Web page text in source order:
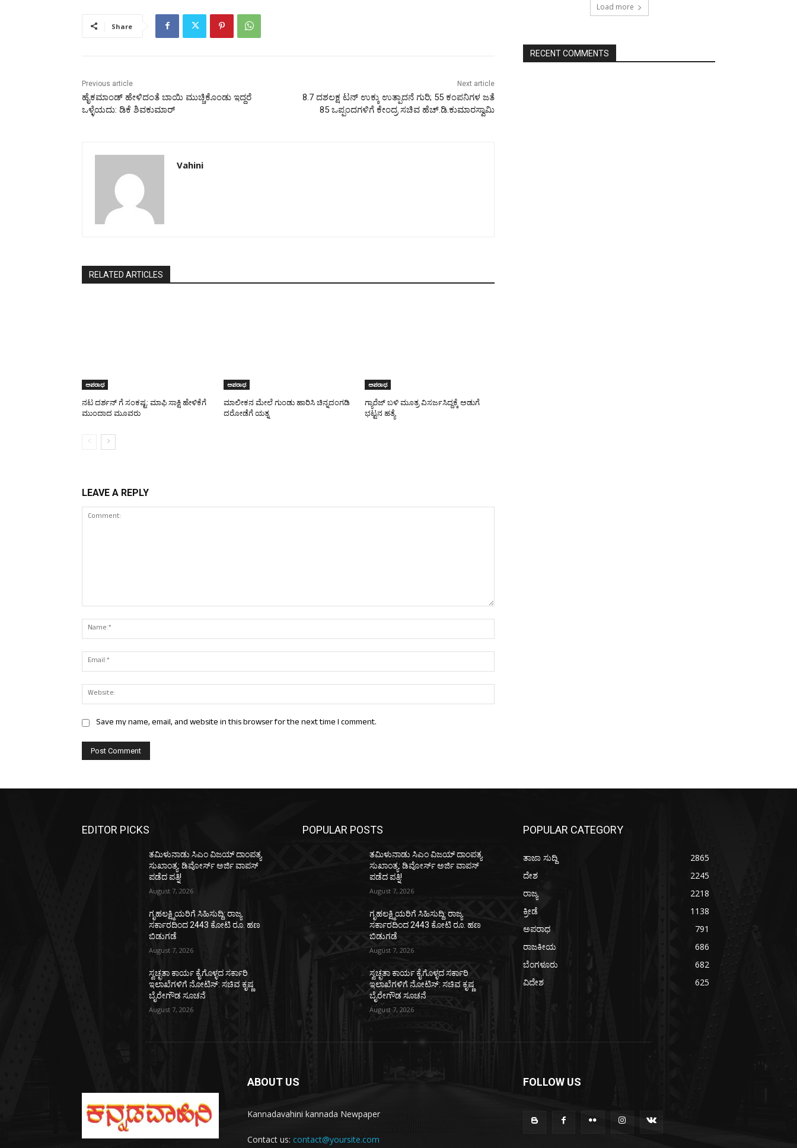
Share
Previous article
ಹೈಕಮಾಂಡ್‌ ಹೇಳಿದಂತೆ ಬಾಯಿ ಮುಚ್ಚಿಕೊಂಡು ಇದ್ದರೆ
ಒಳ್ಳೆಯದು: ಡಿಕೆ ಶಿವಕುಮಾರ್
Next article
8.7 ದಶಲಕ್ಷ ಟನ್ ಉಕ್ಕು ಉತ್ಪಾದನೆ ಗುರಿ; 55 ಕಂಪನಿಗಳ ಜತೆ
85 ಒಪ್ಪಂದಗಳಿಗೆ ಕೇಂದ್ರ ಸಚಿವ ಹೆಚ್.ಡಿ.ಕುಮಾರಸ್ವಾಮಿ
Vahini
RELATED ARTICLES
ಅಪರಾಧ
ನಟ ದರ್ಶನ್ ಗೆ ಸಂಕಷ್ಟ: ಮಾಫಿ ಸಾಕ್ಷಿ ಹೇಳಿಕೆಗೆ
ಮುಂದಾದ ಮೂವರು
ಅಪರಾಧ
ಮಾಲೀಕನ ಮೇಲೆ ಗುಂಡು ಹಾರಿಸಿ ಚಿನ್ನದಂಗಡಿ
ದರೋಡೆಗೆ ಯತ್ನ
ಅಪರಾಧ
ಗ್ಯಾರೆಜ್ ಬಳಿ ಮೂತ್ರ ವಿಸರ್ಜಸಿದ್ದಕ್ಕೆ ಅಡುಗೆ
ಭಟ್ಟನ ಹತ್ಯೆ
LEAVE A REPLY
Save my name, email, and website in this browser for the next time I comment.
Load more
RECENT COMMENTS
EDITOR PICKS
ತಮಿಳುನಾಡು ಸಿಎಂ ವಿಜಯ್‌ ದಾಂಪತ್ಯ
ಸುಖಾಂತ್ಯ: ಡಿವೋರ್ಸ್‌ ಅರ್ಜಿ ವಾಪಸ್‌
ಪಡೆದ ಪತ್ನಿ!
August 7, 2026
ಗೃಹಲಕ್ಷ್ಮಿಯರಿಗೆ ಸಿಹಿಸುದ್ದಿ: ರಾಜ್ಯ
ಸರ್ಕಾರದಿಂದ 2443 ಕೋಟಿ ರೂ. ಹಣ
ಬಿಡುಗಡೆ
August 7, 2026
ಸ್ವಚ್ಛತಾ ಕಾರ್ಯ ಕೈಗೊಳ್ಳದ ಸರ್ಕಾರಿ
ಇಲಾಖೆಗಳಿಗೆ ನೋಟಿಸ್: ಸಚಿವ ಕೃಷ್ಣ
ಬೈರೇಗೌಡ ಸೂಚನೆ
August 7, 2026
POPULAR POSTS
ತಮಿಳುನಾಡು ಸಿಎಂ ವಿಜಯ್‌ ದಾಂಪತ್ಯ
ಸುಖಾಂತ್ಯ: ಡಿವೋರ್ಸ್‌ ಅರ್ಜಿ ವಾಪಸ್‌
ಪಡೆದ ಪತ್ನಿ!
August 7, 2026
ಗೃಹಲಕ್ಷ್ಮಿಯರಿಗೆ ಸಿಹಿಸುದ್ದಿ: ರಾಜ್ಯ
ಸರ್ಕಾರದಿಂದ 2443 ಕೋಟಿ ರೂ. ಹಣ
ಬಿಡುಗಡೆ
August 7, 2026
ಸ್ವಚ್ಛತಾ ಕಾರ್ಯ ಕೈಗೊಳ್ಳದ ಸರ್ಕಾರಿ
ಇಲಾಖೆಗಳಿಗೆ ನೋಟಿಸ್: ಸಚಿವ ಕೃಷ್ಣ
ಬೈರೇಗೌಡ ಸೂಚನೆ
August 7, 2026
POPULAR CATEGORY
ತಾಜಾ ಸುದ್ದಿ
2865
ದೇಶ
2245
ರಾಜ್ಯ
2218
ಕ್ರೀಡೆ
1138
ಅಪರಾಧ
791
ರಾಜಕೀಯ
686
ಬೆಂಗಳೂರು
682
ವಿದೇಶ
625
ABOUT US
Kannadavahini kannada Newpaper
Contact us: contact@yoursite.com
FOLLOW US